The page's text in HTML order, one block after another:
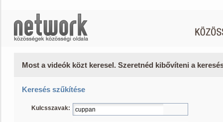
Most a videók közt keresel. Szeretnéd kibővíteni a
Keresés szűkítése
Kulcsszavak: